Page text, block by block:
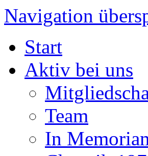
Navigation
Start
Aktiv bei uns
Team
In